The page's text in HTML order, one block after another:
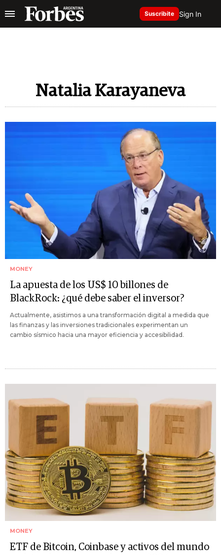
Suscribite Sign In
Natalia Karayaneva
MONEY
La apuesta de los US$ 10 billones de
BlackRock: ¿qué debe saber el inversor?
Actualmente, asistimos a una transformación digital a medida que
las finanzas y las inversiones tradicionales experimentan un
cambio sísmico hacia una mayor eficiencia y accesibilidad.
MONEY
ETF de Bitcoin, Coinbase y activos del mundo